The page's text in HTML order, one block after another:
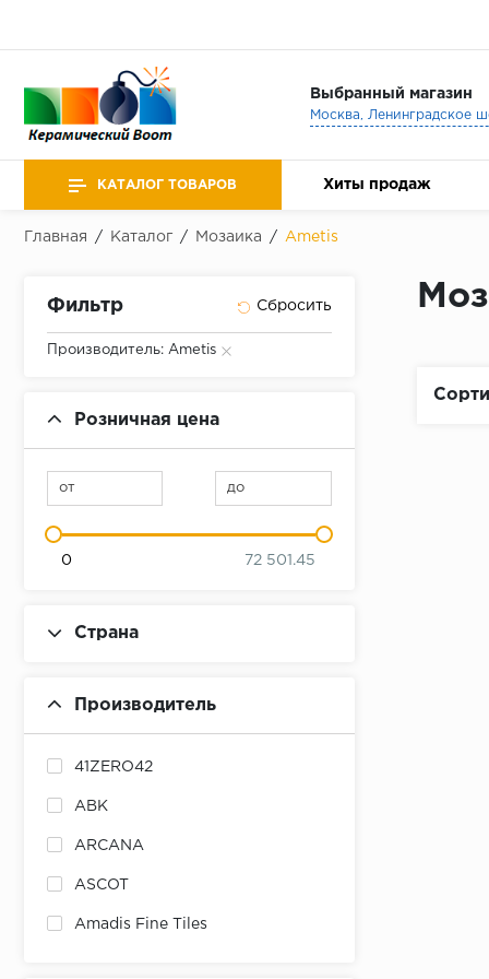
Выбранный магазин
КАТАЛОГ ТОВАРОВ Хиты продаж
Главная / Каталог / Мозаика / Ametis
Фильтр
Производитель: Ametis
Розничная цена
от до
0 72 501.45
Страна
Производитель
41ZERO42
ABK
ARCANA
ASCOT
Amadis Fine Tiles